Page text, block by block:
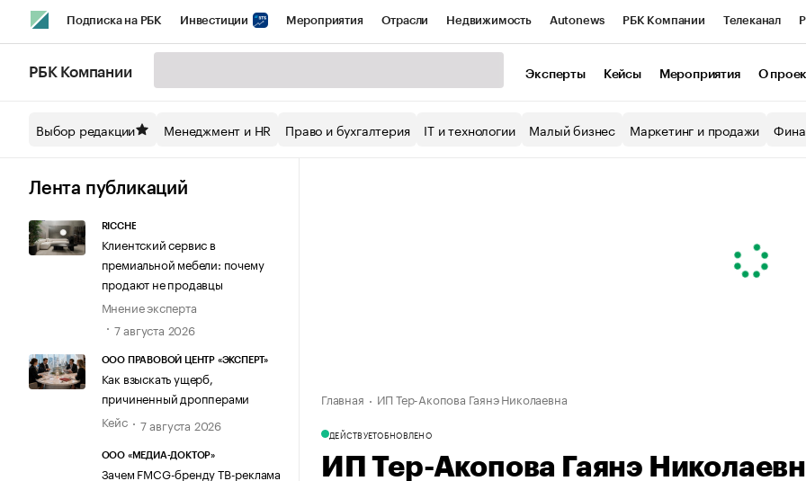
Подписка на РБК Инвестиции Мероприятия Отрасли Недвижимость Autonews РБК Компании Телеканал
Спецпроекты СПб Конференции СПб Спецпроекты Экономика Бизнес
Технологии и медиа
РБК Компании Эксперты Кейсы Мероприятия О
Выбор редакции Менеджмент и HR Право и бухгалтерия IT и технологии Малый бизнес Маркетинг и продажи
Лента публикаций
RICCHE
Клиентский сервис в
премиальной мебели: почему
продают не продавцы
Мнение эксперта
7 августа 2026
ООО ПРАВОВОЙ ЦЕНТР «ЭКСПЕРТ»
Как взыскать ущерб,
причиненный дропперами
Кейс
7 августа 2026
ООО «МЕДИА-ДОКТОР»
Зачем FMCG-бренду ТВ-реклама
Главная ИП Тер-Акопова Гаянэ Николаевна
ДЕЙСТВУЕТОБНОВЛЕНО
ИП Тер-Акопова Гаянэ